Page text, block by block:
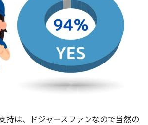
持は、ドジャースファンなので当然の